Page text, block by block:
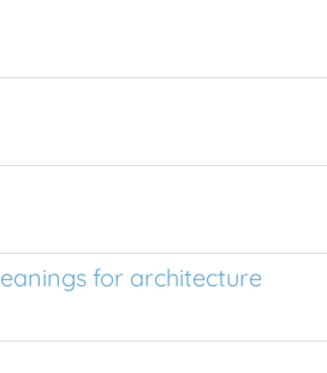
for architecture